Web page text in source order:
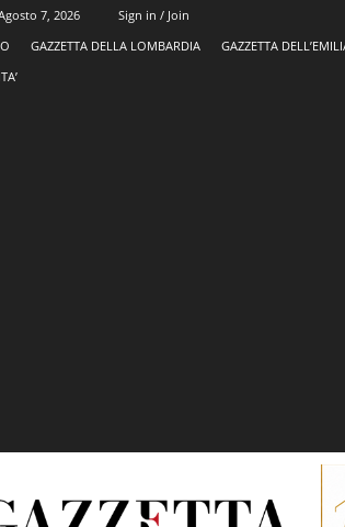
7, 2026
Sign in / Join
GAZZETTA DELLA LOMBARDIA GAZZETTA